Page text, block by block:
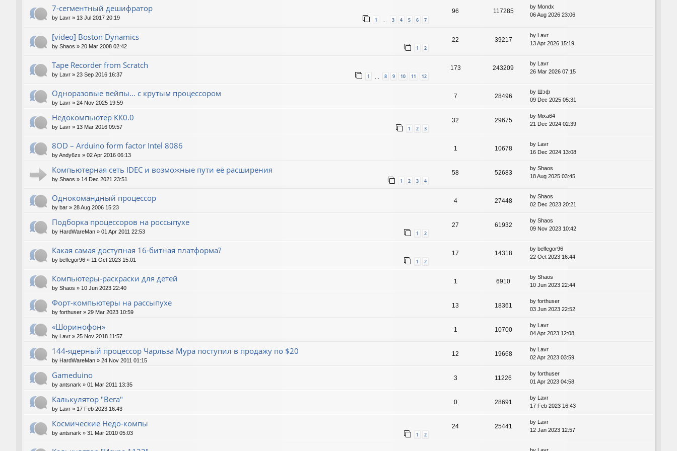
7-сегментный дешифратор
by Lavr » 13 Jul 2017 20:19 1 3 4 5 6 7
96 117285
by Mondx
06 Aug 2026 23:06
[video] Boston Dynamics
by Shaos » 20 Mar 2008 02:42 1 2
22 39217
by Lavr
13 Apr 2026 15:19
Tape Recorder from Scratch
by Lavr » 23 Sep 2016 16:37 1 8 9 10 11 12
173 243209
by Lavr
26 Mar 2026 07:15
Одноразовые вейпы... с крутым процессором
by Lavr » 24 Nov 2025 19:59
7 28496
by Шэф
09 Dec 2025 05:31
Недокомпьютер КК0.0
by Lavr » 13 Mar 2016 09:57 1 2 3
32 29675
by Mixa64
21 Dec 2024 02:39
8OD – Arduino form factor Intel 8086
byAndy6zx » 02 Apr 2016 06:13
1 10678
by Lavr
16 Dec 2024 13:08
Компьютерная сеть IDEC и возможные пути её расширения
by Shaos » 14 Dec 2021 23:51 1 2 3 4
58 52683
by Shaos
18 Aug 2025 03:45
Однокомандный процессор
by bar » 28 Aug 2006 15:23
4 27448
by Shaos
02 Dec 2023 20:21
Подборка процессоров на россыпухе
by HardWareMan » 01 Apr 2011 22:53 1 2
27 61932
by Shaos
09 Nov 2023 10:42
Какая самая доступная 16-битная платформа?
by belfegor96 » 11 Oct 2023 15:01 1 2
17 14318
by belfegor96
22 Oct 2023 16:44
Компьютеры-раскраски для детей
by Shaos » 10 Jun 2023 22:40
1 6910
by Shaos
10 Jun 2023 22:44
Форт-компьютеры на рассыпухе
by forthuser » 29 Mar 2023 10:59
13 18361
by forthuser
03 Jun 2023 22:52
«Шоринофон»
by Lavr » 25 Nov 2018 11:57
1 10700
by Lavr
04 Apr 2023 12:08
144-ядерный процессор Чарльза Мура поступил в продажу по $20
by HardWareMan » 24 Nov 2011 01:15
12 19668
by Lavr
02 Apr 2023 03:59
Gameduino
by antsnark » 01 Mar 2011 13:35
3 11226
by forthuser
01 Apr 2023 04:58
Калькулятор "Вега"
by Lavr » 17 Feb 2023 16:43
0 28691
by Lavr
17 Feb 2023 16:43
Космические Недо-компы
by antsnark » 31 Mar 2010 05:03 1 2
24 25441
by Lavr
12 Jan 2023 12:57